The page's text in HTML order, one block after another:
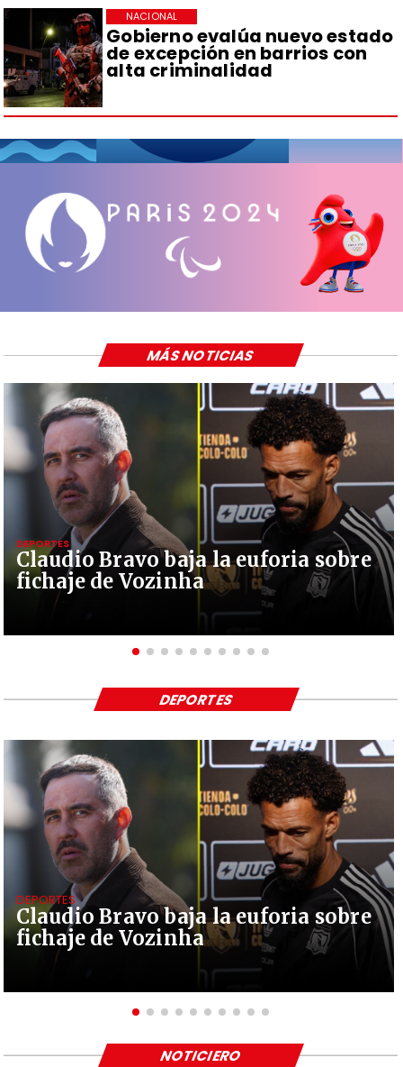
Gobierno evalúa nuevo estado
de excepción en barrios con
alta criminalidad
NACIONAL
Claudio Bravo baja la euforia sobre
fichaje de Vozinha
DEPORTES
MÁS NOTICIAS
Claudio Bravo baja la euforia sobre
fichaje de Vozinha
DEPORTES
DEPORTES
NOTICIERO